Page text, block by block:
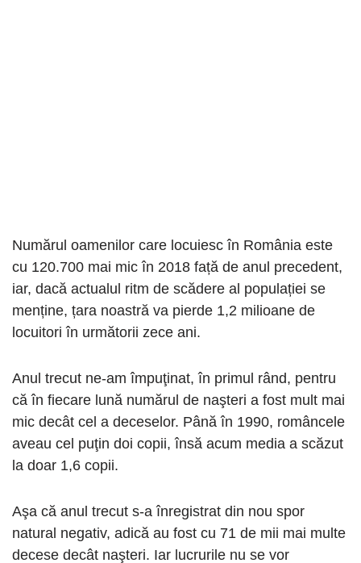
Numărul oamenilor care locuiesc în România este
cu 120.700 mai mic în 2018 față de anul precedent,
iar, dacă actualul ritm de scădere al populației se
menține, țara noastră va pierde 1,2 milioane de
locuitori în următorii zece ani.
Anul trecut ne-am împuţinat, în primul rând, pentru
că în fiecare lună numărul de naşteri a fost mult mai
mic decât cel a deceselor. Până în 1990, româncele
aveau cel puţin doi copii, însă acum media a scăzut
la doar 1,6 copii.
Aşa că anul trecut s-a înregistrat din nou spor
natural negativ, adică au fost cu 71 de mii mai multe
decese decât naşteri. Iar lucrurile nu se vor